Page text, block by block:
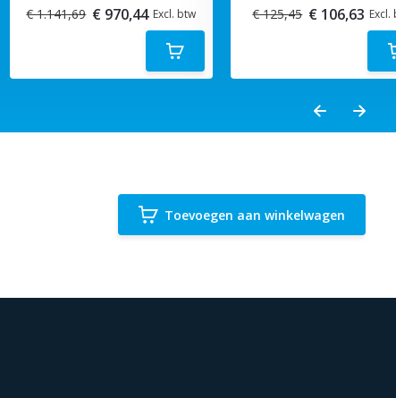
€ 1.141,69 € 970,44 Excl. btw
€ 125,45 € 106,63 Excl.
Toevoegen aan winkelwagen